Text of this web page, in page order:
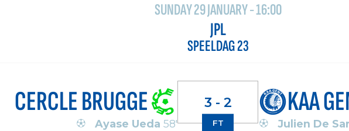
SUNDAY 29 JANUARY - 16:00
JPL
SPEELDAG 23
CERCLE BRUGGE
Ayase Ueda 58'
3 - 2
FT
KAA
Julien De